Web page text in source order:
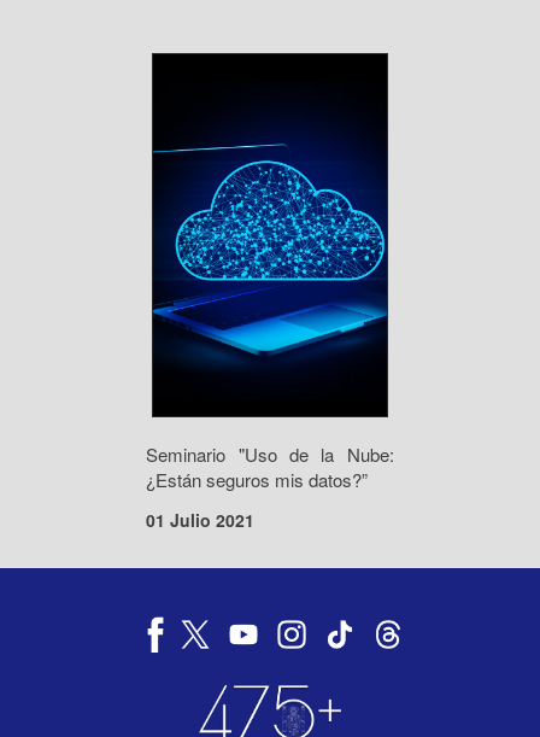
Seminario "Uso de la Nube:
¿Están seguros mis datos?”
01 Julio 2021